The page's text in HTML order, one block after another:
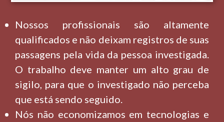
Nossos profissionais são altamente
qualificados e não deixam registros de suas
passagens pela vida da pessoa investigada.
O trabalho deve manter um alto grau de
sigilo, para que o investigado não perceba
que está sendo seguido.
Nós não economizamos em tecnologias e